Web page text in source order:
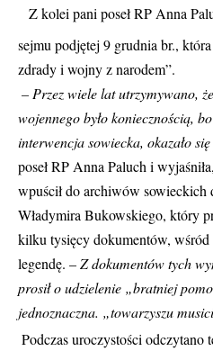
Z kolei pani poseł RP Anna
sejmu podjętej 9 grudnia br.,
zdrady i wojny z narodem”.
– Przez wiele lat utrzymywano,
wojennego było koniecznością,
interwencja sowiecka, okazało
poseł RP Anna Paluch i
wpuścił do archiwów sowieckich
Władymira Bukowskiego, który
kilku tysięcy dokumentów, wśród
legendę. –Z dokumentów tych
prosił o udzielenie „bratniej
jednoznaczna. „towarzyszu
Podczas uroczystości odczytano